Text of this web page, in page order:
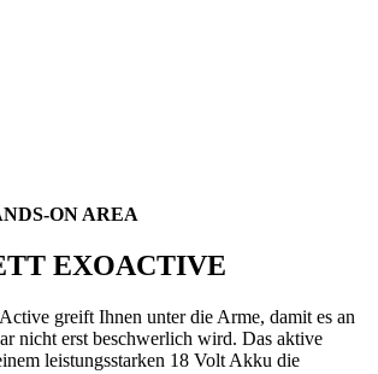
ON AREA
EXOACTIVE
greift Ihnen unter die Arme, damit es an
nicht erst beschwerlich wird. Das aktive
leistungsstarken 18 Volt Akku die